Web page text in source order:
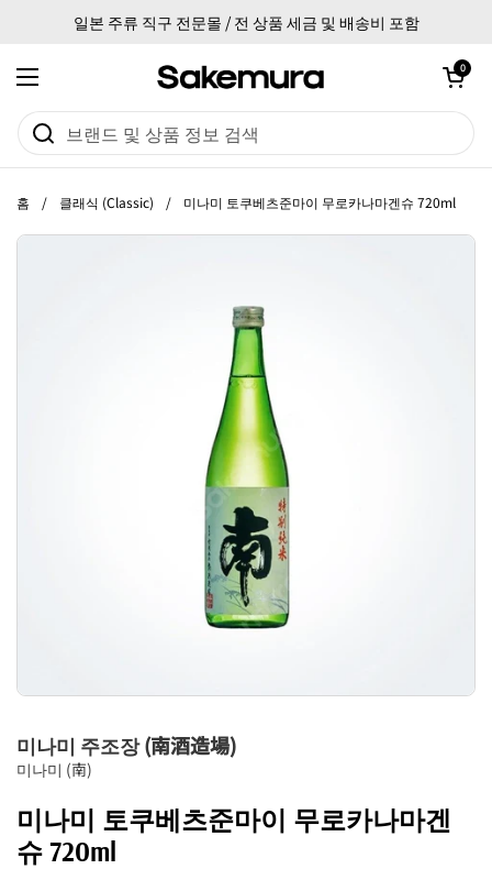
일본 주류 직구 전문몰 / 전 상품 세금 및 배송비 포함
메뉴 열기
카트 열기
0
홈 / 클래식 (Classic) / 미나미 토쿠베츠준마이 무로카나마겐슈 720ml
미나미 주조장 (南酒造場)
미나미 (南)
미나미 토쿠베츠준마이 무로카나마겐
슈 720ml